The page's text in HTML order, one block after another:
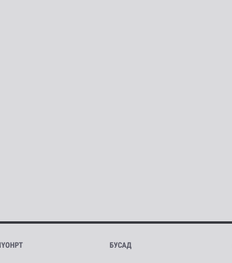
БУСАД